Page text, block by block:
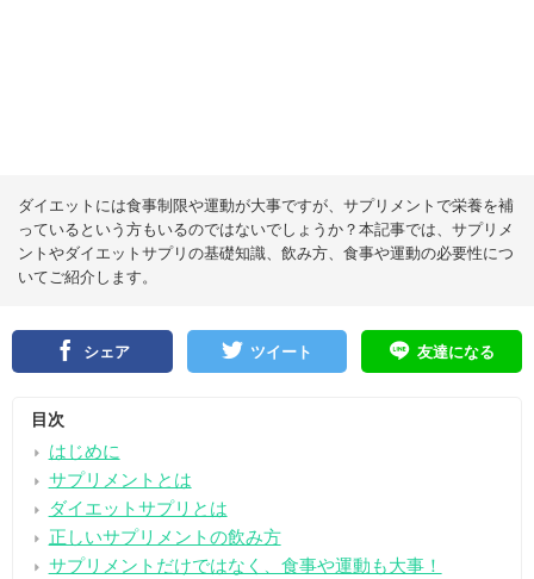
ダイエットには食事制限や運動が大事ですが、サプリメントで栄養を補
っているという方もいるのではないでしょうか？本記事では、サプリメ
ントやダイエットサプリの基礎知識、飲み方、食事や運動の必要性につ
いてご紹介します。
シェア ツイート 友達になる
目次
はじめに
サプリメントとは
ダイエットサプリとは
正しいサプリメントの飲み方
サプリメントだけではなく、食事や運動も大事！